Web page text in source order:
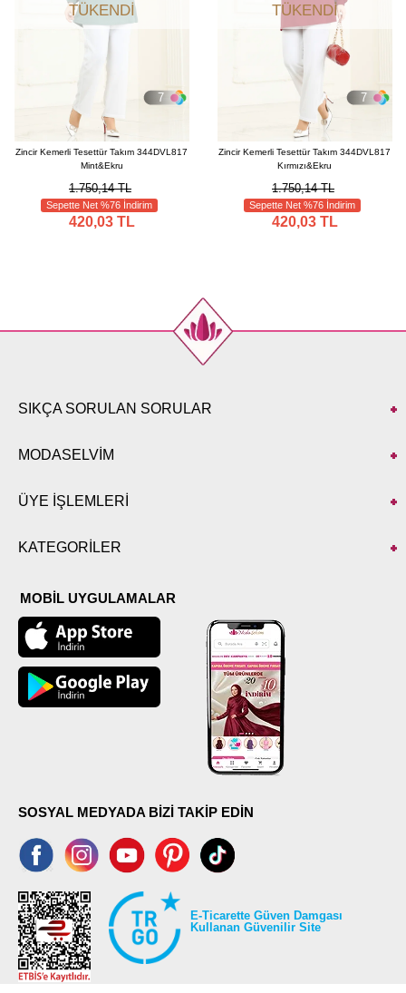
7
TÜKENDI
Zincir Kemerli Tesettür Takım 344DVL817
Mint&Ekru
1.750,14 TL
Sepette Net %76 İndirim
420,03 TL
7
TÜKENDI
Zincir Kemerli Tesettür Takım 344DVL817
Kırmızı&Ekru
1.750,14 TL
Sepette Net %76 İndirim
420,03 TL
SIKÇA SORULAN SORULAR
MODASELVİM
ÜYE İŞLEMLERİ
KATEGORİLER
MOBİL UYGULAMALAR
SOSYAL MEDYADA BİZİ TAKİP EDİN
E-Ticarette Güven Damgası
Kullanan Güvenilir Site